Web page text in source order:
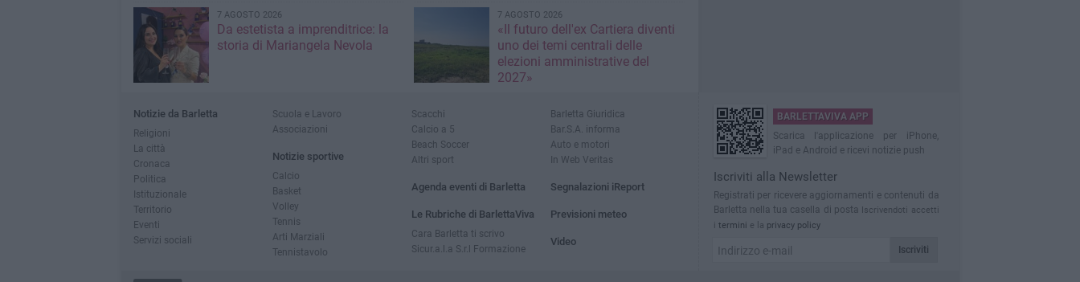
7 AGOSTO 2026
Da estetista a imprenditrice: la
storia di Mariangela Nevola
7 AGOSTO 2026
«Il futuro dell'ex Cartiera diventi
uno dei temi centrali delle
elezioni amministrative del
2027»
Notizie da Barletta
Religioni
La città
Cronaca
Politica
Istituzionale
Territorio
Eventi
Servizi sociali
Scuola e Lavoro
Associazioni
Notizie sportive
Calcio
Basket
Volley
Tennis
Arti Marziali
Tennistavolo
Scacchi
Calcio a 5
Beach Soccer
Altri sport
Agenda eventi di Barletta
Le Rubriche di BarlettaViva
Cara Barletta ti scrivo
Sicur.a.l.a S.r.l Formazione
Barletta Giuridica
Bar.S.A. informa
Auto e motori
In Web Veritas
Segnalazioni iReport
Previsioni meteo
Video
BARLETTAVIVA APP
Scarica l'applicazione per iPhone,
iPad e Android e ricevi notizie push
Iscriviti alla Newsletter
Registrati per ricevere aggiornamenti e contenuti da
Barletta nella tua casella di posta
Iscrivendoti accetti
i termini e la privacy policy
Iscriviti